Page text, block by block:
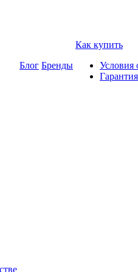
Блог Бренды
Как купить
Условия